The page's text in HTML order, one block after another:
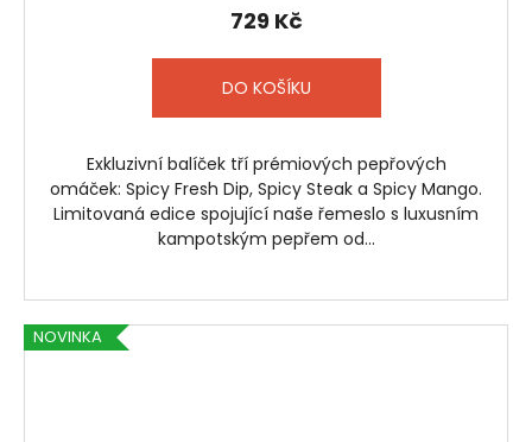
729 Kč
DO KOŠÍKU
Exkluzivní balíček tří prémiových pepřových
omáček: Spicy Fresh Dip, Spicy Steak a Spicy Mango.
Limitovaná edice spojující naše řemeslo s luxusním
kampotským pepřem od...
NOVINKA